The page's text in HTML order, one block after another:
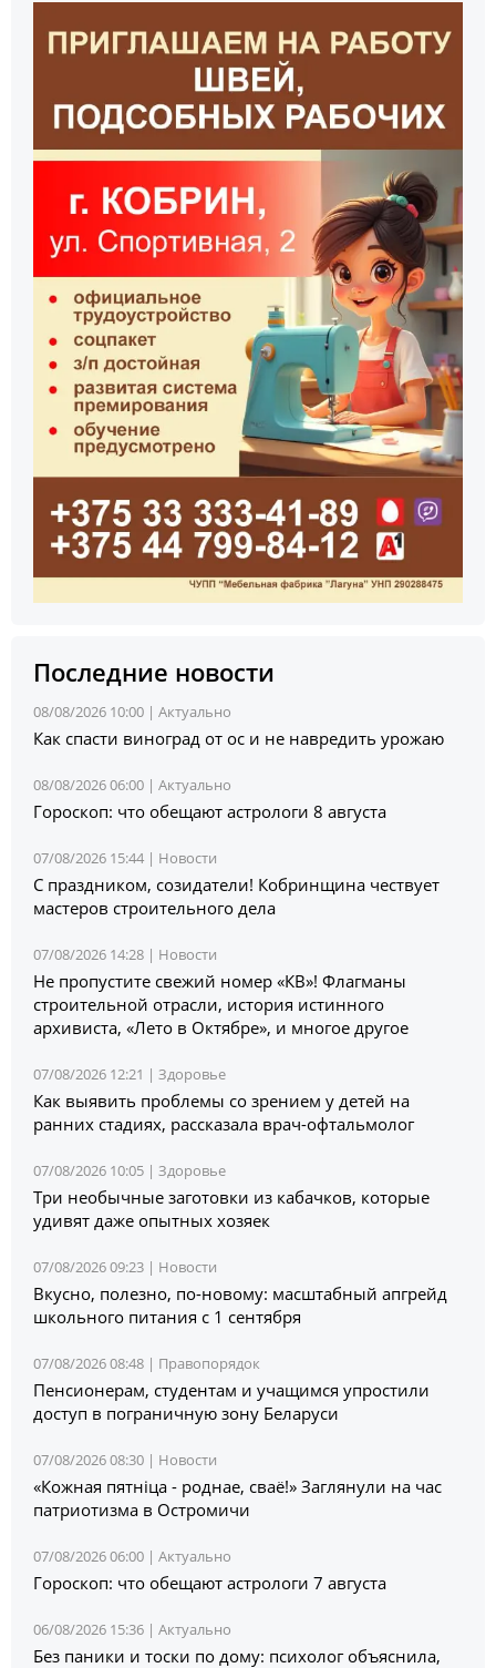
Последние новости
08/08/2026 10:00 | Актуально
Как спасти виноград от ос и не навредить урожаю
08/08/2026 06:00 | Актуально
Гороскоп: что обещают астрологи 8 августа
07/08/2026 15:44 | Новости
С праздником, созидатели! Кобринщина чествует
мастеров строительного дела
07/08/2026 14:28 | Новости
Не пропустите свежий номер «КВ»! Флагманы
строительной отрасли, история истинного
архивиста, «Лето в Октябре», и многое другое
07/08/2026 12:21 | Здоровье
Как выявить проблемы со зрением у детей на
ранних стадиях, рассказала врач-офтальмолог
07/08/2026 10:05 | Здоровье
Три необычные заготовки из кабачков, которые
удивят даже опытных хозяек
07/08/2026 09:23 | Новости
Вкусно, полезно, по-новому: масштабный апгрейд
школьного питания с 1 сентября
07/08/2026 08:48 | Правопорядок
Пенсионерам, студентам и учащимся упростили
доступ в пограничную зону Беларуси
07/08/2026 08:30 | Новости
«Кожная пятніца - роднае, сваё!» Заглянули на час
патриотизма в Остромичи
07/08/2026 06:00 | Актуально
Гороскоп: что обещают астрологи 7 августа
06/08/2026 15:36 | Актуально
Без паники и тоски по дому: психолог объяснила,